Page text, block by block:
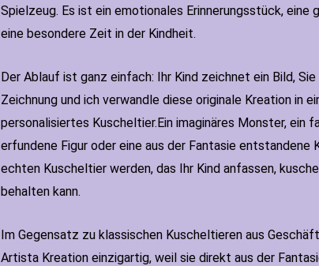
Spielzeug. Es ist ein emotionales Erinnerungsstück, eine
eine besondere Zeit in der Kindheit.
Der Ablauf ist ganz einfach: Ihr Kind zeichnet ein Bild,
Zeichnung und ich verwandle diese originale Kreation in
personalisiertes Kuscheltier.Ein imaginäres Monster, ein
erfundene Figur oder eine aus der Fantasie entstandene
echten Kuscheltier werden, das Ihr Kind anfassen,
behalten kann.
Im Gegensatz zu klassischen Kuscheltieren aus
Artista Kreation einzigartig, weil sie direkt aus der